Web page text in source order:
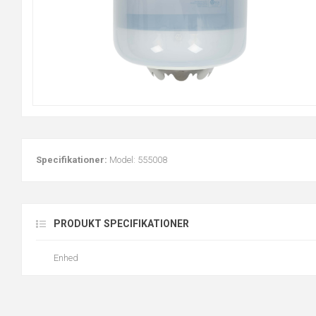
Specifikationer: Model: 555008
PRODUKT SPECIFIKATIONER
Enhed